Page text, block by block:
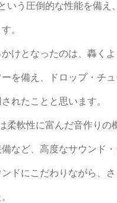
いう圧倒的な性能を備
。
けとなったのは、轟く
を備え、ドロップ・チ
れたことと思います。
柔軟性に富んだ音作り
など、高度なサウンド
ドにこだわりながら、